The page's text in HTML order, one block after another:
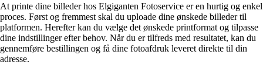
At printe dine billeder hos Elgiganten Fotoservice er en hurtig og enkel
proces. Først og fremmest skal du uploade dine ønskede billeder til
platformen. Herefter kan du vælge det ønskede printformat og tilpasse
dine indstillinger efter behov. Når du er tilfreds med resultatet, kan du
gennemføre bestillingen og få dine fotoafdruk leveret direkte til din
adresse.